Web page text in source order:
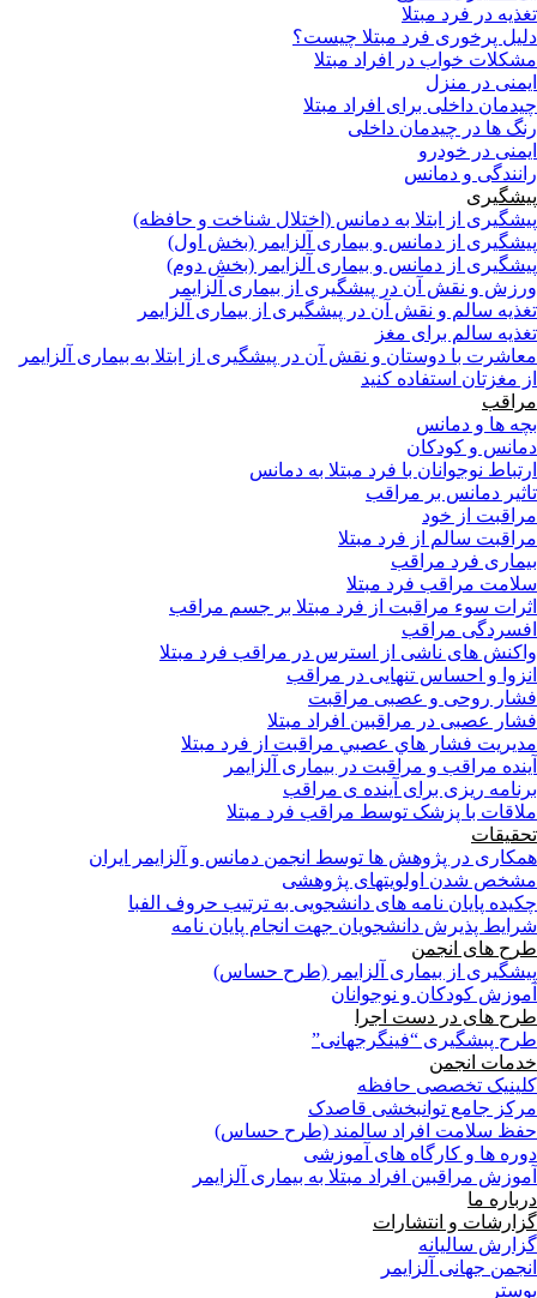
تغذیه در فرد مبتلا
دلیل پرخوری فرد مبتلا چیست؟
مشکلات خواب در افراد مبتلا
ایمنی در منزل
چیدمان داخلی برای افراد مبتلا
رنگ ها در چیدمان داخلی
ایمنی در خودرو
رانندگی و دمانس
پیشگیری
پیشگیری از ابتلا به دمانس (اختلال شناخت و حافظه)
پیشگیری از دمانس و بیماری آلزایمر (بخش اول)
پیشگیری از دمانس و بیماری آلزایمر (بخش دوم)
ورزش و نقش آن در پیشگیری از بیماری آلزایمر
تغذیه سالم و نقش آن در پیشگیری از بیماری آلزایمر
تغذیه سالم برای مغز
معاشرت با دوستان و نقش آن در پیشگیری از ابتلا به بیماری آلزایمر
از مغزتان استفاده کنید
مراقب
بچه ها و دمانس
دمانس و کودکان
ارتباط نوجوانان با فرد مبتلا به دمانس
تاثیر دمانس بر مراقب
مراقبت از خود
مراقبت سالم از فرد مبتلا
بیماری فرد مراقب
سلامت مراقب فرد مبتلا
اثرات سوء مراقبت از فرد مبتلا بر جسم مراقب
افسردگی مراقب
واکنش های ناشی از استرس در مراقب فرد مبتلا
انزوا و احساس تنهایی در مراقب
فشار روحی و عصبی مراقبت
فشار عصبی در مراقبین افراد مبتلا
مدیریت فشار هاي عصبي مراقبت از فرد مبتلا
آینده مراقب و مراقبت در بیماری آلزایمر
برنامه ریزی برای آینده ی مراقب
ملاقات با پزشک توسط مراقب فرد مبتلا
تحقیقات
همکاری در پژوهش ها توسط انجمن دمانس و آلزایمر ایران
مشخص شدن اولویتهای پژوهشی
چکیده پایان نامه های دانشجویی به ترتیب حروف الفبا
شرایط پذیرش دانشجویان جهت انجام پایان نامه
طرح های انجمن
پیشگیری از بیماری آلزایمر (طرح حساس)
آموزش کودکان و نوجوانان
طرح های در دست اجرا
طرح پبشگیری “فینگرجهانی”
خدمات انجمن
کلینیک تخصصی حافظه
مرکز جامع توانبخشی قاصدک
حفظ سلامت افراد سالمند (طرح حساس)
دوره ها و کارگاه های آموزشی
آموزش مراقبین افراد مبتلا به بیماری آلزایمر
درباره ما
گزارشات و انتشارات
گزارش سالیانه
انجمن جهانی آلزایمر
پوستر